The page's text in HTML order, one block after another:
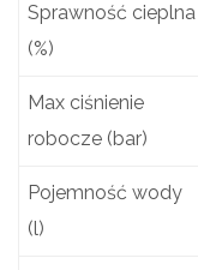
Sprawność cieplna
(%)
Max ciśnienie
robocze (bar)
Pojemność wody
(l)